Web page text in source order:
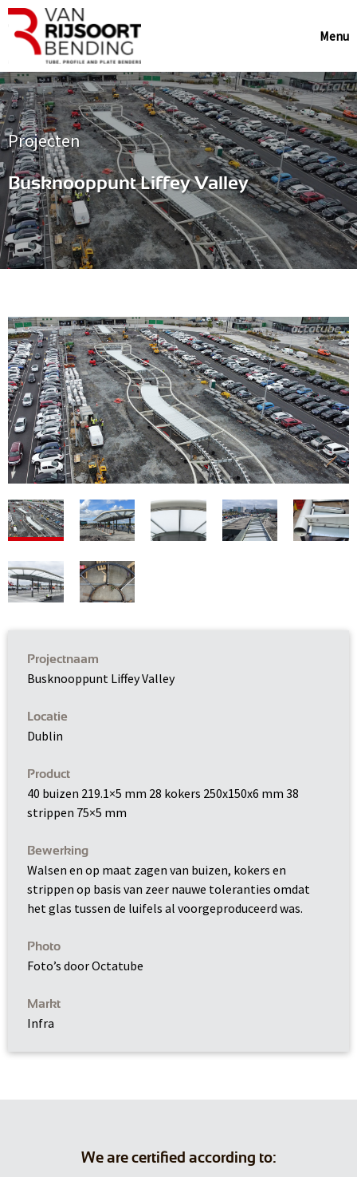
Menu
Projecten
Busknooppunt Liffey Valley
Projectnaam
Busknooppunt Liffey Valley
Locatie
Dublin
Product
40 buizen 219.1×5 mm 28 kokers 250x150x6 mm 38
strippen 75×5 mm
Bewerking
Walsen en op maat zagen van buizen, kokers en
strippen op basis van zeer nauwe toleranties omdat
het glas tussen de luifels al voorgeproduceerd was.
Photo
Foto’s door Octatube
Markt
Infra
We are certified according to: